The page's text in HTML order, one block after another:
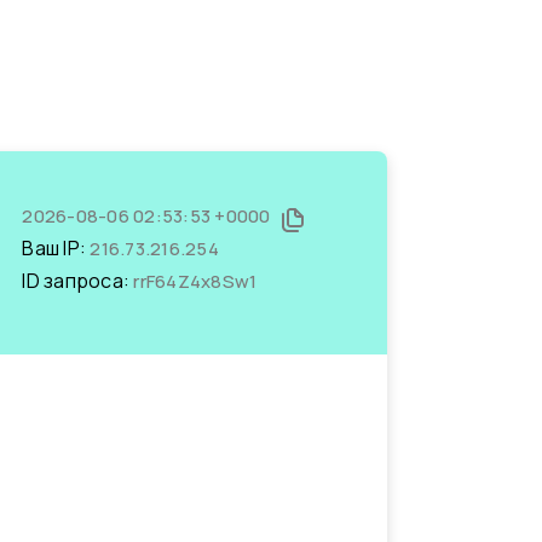
2026-08-06 02:53:53 +0000
Ваш IP:216.73.216.254
ID запроса:rrF64Z4x8Sw1